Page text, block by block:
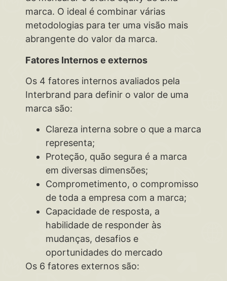
marca. O ideal é combinar várias
metodologias para ter uma visão mais
abrangente do valor da marca.
Fatores Internos e externos
Os 4 fatores internos avaliados pela
Interbrand para definir o valor de uma
marca são:
Clareza interna sobre o que a marca
representa;
Proteção, quão segura é a marca
em diversas dimensões;
Comprometimento, o compromisso
de toda a empresa com a marca;
Capacidade de resposta, a
habilidade de responder às
mudanças, desafios e
oportunidades do mercado
Os 6 fatores externos são: